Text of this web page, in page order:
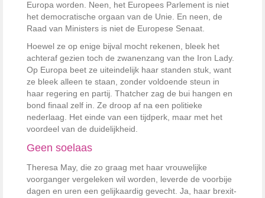
Europa worden. Neen, het Europees Parlement is niet
het democratische orgaan van de Unie. En neen, de
Raad van Ministers is niet de Europese Senaat.
Hoewel ze op enige bijval mocht rekenen, bleek het
achteraf gezien toch de zwanenzang van the Iron Lady.
Op Europa beet ze uiteindelijk haar standen stuk, want
ze bleek alleen te staan, zonder voldoende steun in
haar regering en partij. Thatcher zag de bui hangen en
bond finaal zelf in. Ze droop af na een politieke
nederlaag. Het einde van een tijdperk, maar met het
voordeel van de duidelijkheid.
Geen soelaas
Theresa May, die zo graag met haar vrouwelijke
voorganger vergeleken wil worden, leverde de voorbije
dagen en uren een gelijkaardig gevecht. Ja, haar brexit-